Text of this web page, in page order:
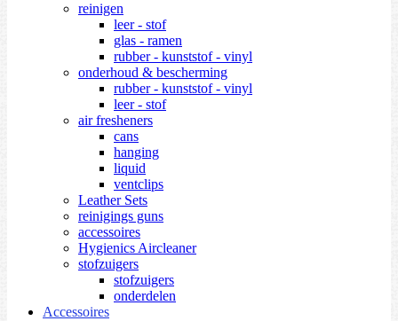
reinigen
leer - stof
glas - ramen
rubber - kunststof - vinyl
onderhoud & bescherming
rubber - kunststof - vinyl
leer - stof
air fresheners
cans
hanging
liquid
ventclips
Leather Sets
reinigings guns
accessoires
Hygienics Aircleaner
stofzuigers
stofzuigers
onderdelen
Accessoires